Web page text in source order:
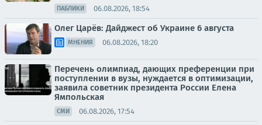
ПАБЛИКИ 06.08.2026, 18:54
Олег Царёв: Дайджест об Украине 6 августа
МНЕНИЯ 06.08.2026, 18:20
Перечень олимпиад, дающих преференции при
поступлении в вузы, нуждается в оптимизации,
заявила советник президента России Елена
Ямпольская
СМИ 06.08.2026, 17:54